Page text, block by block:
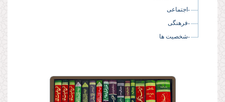
-اجتماعی
-فرهنگی
-شخصیت ها